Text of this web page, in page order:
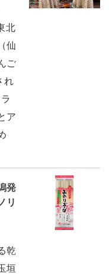
北
仙
ご
れ
ア
発
リ
乾
垣